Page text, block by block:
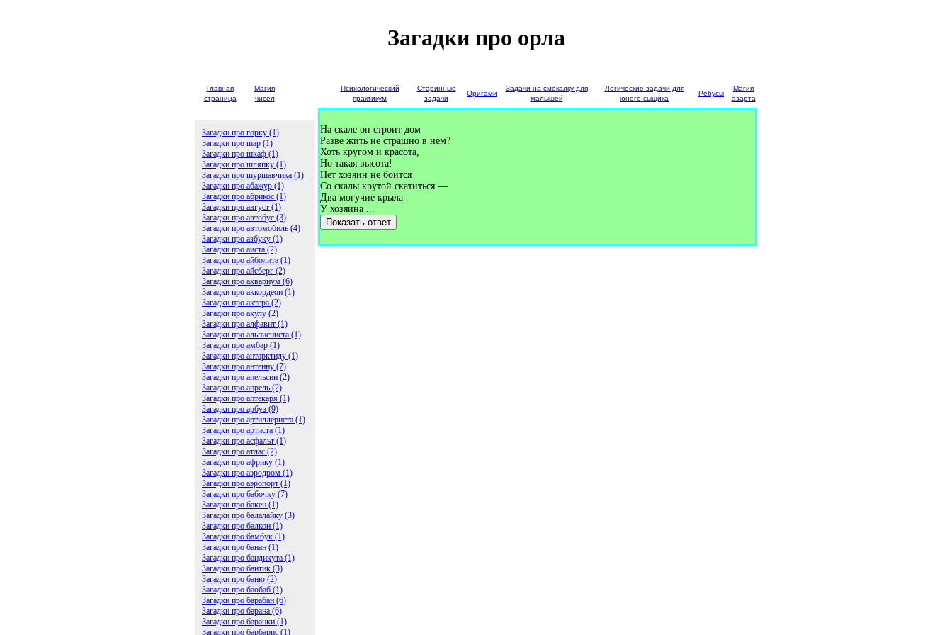
Загадки про орла
Главная
страница
Магия
чисел
Психологический
практикум
Старинные
задачи
Оригами
Задачи на смекалку для
малышей
Логические задачи для
юного сыщика
Ребусы
Магия
азарта
Загадки про горку (1)
Загадки про шар (1)
Загадки про шкаф (1)
Загадки про шляпку (1)
Загадки про шуршавчика (1)
Загадки про абажур (1)
Загадки про абрикос (1)
Загадки про август (1)
Загадки про автобус (3)
Загадки про автомобиль (4)
Загадки про азбуку (1)
Загадки про аиста (2)
Загадки про айболита (1)
Загадки про айсберг (2)
Загадки про аквариум (6)
Загадки про аккордеон (1)
Загадки про актёра (2)
Загадки про акулу (2)
Загадки про алфавит (1)
Загадки про альписниста (1)
Загадки про амбар (1)
Загадки про антарктиду (1)
Загадки про антенну (7)
Загадки про апельсин (2)
Загадки про апрель (2)
Загадки про аптекаря (1)
Загадки про арбуз (9)
Загадки про артиллериста (1)
Загадки про артиста (1)
Загадки про асфальт (1)
Загадки про атлас (2)
Загадки про африку (1)
Загадки про аэродром (1)
Загадки про аэропорт (1)
Загадки про бабочку (7)
Загадки про бакен (1)
Загадки про балалайку (3)
Загадки про балкон (1)
Загадки про бамбук (1)
Загадки про банан (1)
Загадки про бандикута (1)
Загадки про бантик (3)
Загадки про баню (2)
Загадки про баобаб (1)
Загадки про барабан (6)
Загадки про барана (6)
Загадки про баранки (1)
Загадки про барбарис (1)
На скале он строит дом
Разве жить не страшно в нем?
Хоть кругом и красота,
Но такая высота!
Нет хозяин не боится
Со скалы крутой скатиться —
Два могучие крыла
У хозяина ...
Показать ответ